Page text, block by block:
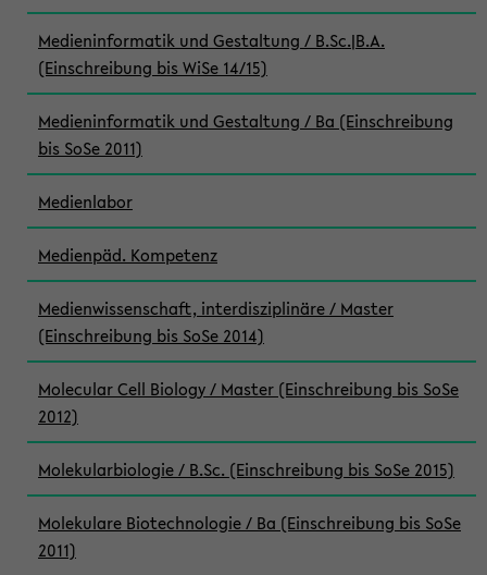
Medieninformatik und Gestaltung / B.Sc.|B.A.
(Einschreibung bis WiSe 14/15)
Medieninformatik und Gestaltung / Ba (Einschreibung
bis SoSe 2011)
Medienlabor
Medienpäd. Kompetenz
Medienwissenschaft, interdisziplinäre / Master
(Einschreibung bis SoSe 2014)
Molecular Cell Biology / Master (Einschreibung bis SoSe
2012)
Molekularbiologie / B.Sc. (Einschreibung bis SoSe 2015)
Molekulare Biotechnologie / Ba (Einschreibung bis SoSe
2011)